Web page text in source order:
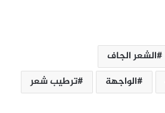
الشعر الجاف
الواجهة
ترطيب شعر